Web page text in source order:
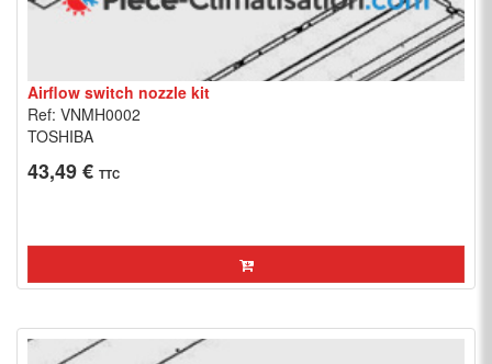
Airflow switch nozzle kit
Ref: VNMH0002
TOSHIBA
43,49 € TTC